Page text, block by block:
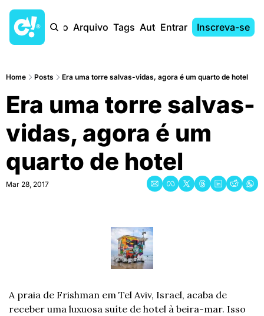
Início Arquivo Tags AutoresEntrar Inscreva-se
Home Posts Era uma torre salvas-vidas, agora é um quarto de hotel
Era uma torre salvas-
vidas, agora é um
quarto de hotel
Mar 28, 2017
A praia de Frishman em Tel Aviv, Israel, acaba de
receber uma luxuosa suíte de hotel à beira-mar. Isso